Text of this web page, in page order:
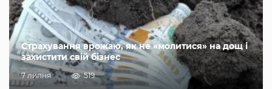
Страхування врожаю, як не «молитися» на дощ і
захистити свій бізнес
7 липня 519